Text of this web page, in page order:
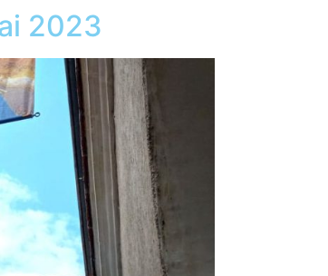
2023